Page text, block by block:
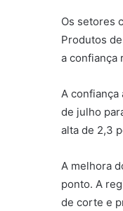
Os setores
Produtos
a confiança
A confiança
de julho
alta de 2,3
A melhora
ponto. A
de corte e